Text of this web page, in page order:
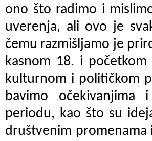
ono što radimo i
uverenja, ali ovo je
čemu razmišljamo je
kasnom 18. i
kulturnom i političkom
bavimo očekivanjima
periodu, kao što su
društvenim promenama